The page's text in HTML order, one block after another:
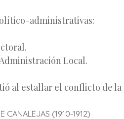
administrativas:
Local.
al estallar el conflicto de
CANALEJAS (1910-1912)